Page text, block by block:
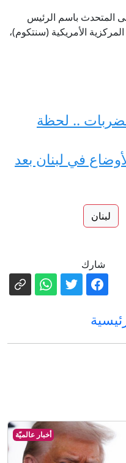
المتحدث باسم الرئيس
الأمريكية (سنتكوم)،
.. لحظة
في لبنان بعد
لبنان
شارك
أخبار عالميّة